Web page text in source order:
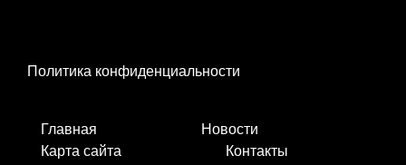
Политика конфиденциальности
Главная
Новости
Карта сайта
Контакты